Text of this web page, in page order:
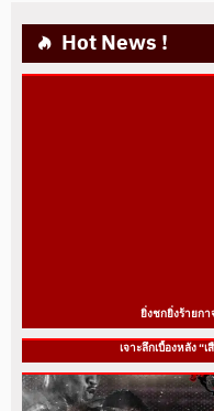
Hot News !
ยิ่งชกยิ่งร้ายกา
เจาะลึกเบื้องหลัง